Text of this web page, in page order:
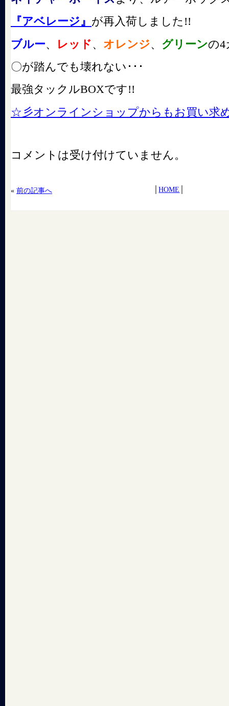
『アベレージ』 が再入荷しました!!
ブルー、 レッド、 オレンジ、 グリーンの4
〇が踏んでも壊れない･･･
最強タックルBOXです!!
☆彡オンラインショップからもお買い求
コメントは受け付けていません。
« 前の記事へ │HOME